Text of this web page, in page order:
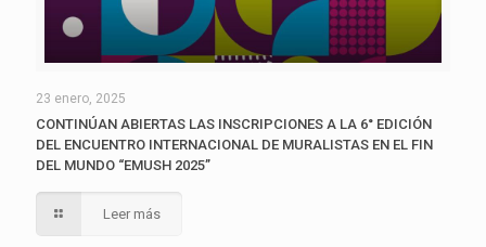
23 enero, 2025
CONTINÚAN ABIERTAS LAS INSCRIPCIONES A LA 6° EDICIÓN
DEL ENCUENTRO INTERNACIONAL DE MURALISTAS EN EL FIN
DEL MUNDO “EMUSH 2025”
Leer más